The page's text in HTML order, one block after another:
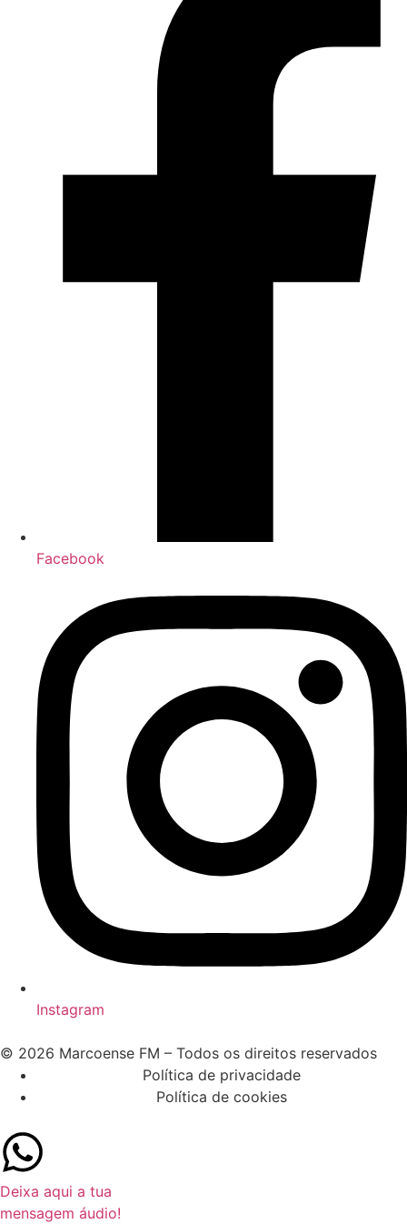
Facebook
Instagram
© 2026 Marcoense FM – Todos os direitos reservados
Política de privacidade
Política de cookies
Deixa aqui a tua
mensagem áudio!